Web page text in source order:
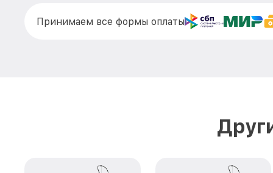
Принимаем все формы оплаты